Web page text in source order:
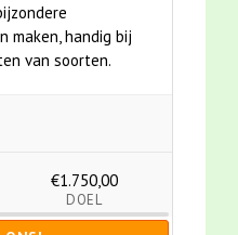
maken, handig bij
van soorten.
€1.750,00
DOEL